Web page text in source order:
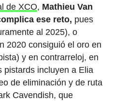
de XCO, Mathieu Van
ese reto, pues
al 2025), o
2020 consiguió el oro en
y en contrarreloj, en
pistards incluyen a Elia
de eliminación y de ruta
Cavendish, que